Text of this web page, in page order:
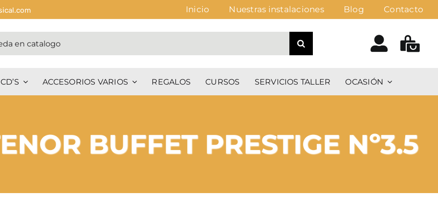
Inicio Nuestras instalaciones Blog Contacto
ACCESORIOS VARIOS REGALOS CURSOS SERVICIOS TALLER OCASIÓN
BUFFET PRESTIGE Nº3.5